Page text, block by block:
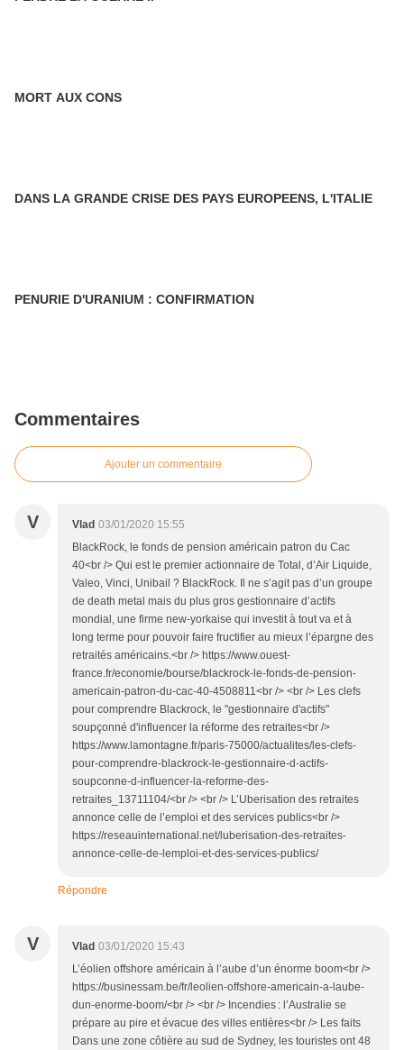
MORT AUX CONS
DANS LA GRANDE CRISE DES PAYS EUROPEENS, L'ITALIE
PENURIE D'URANIUM : CONFIRMATION
Commentaires
Ajouter un commentaire
V Vlad 03/01/2020 15:55
BlackRock, le fonds de pension américain patron du Cac
40<br /> Qui est le premier actionnaire de Total, d’Air Liquide,
Valeo, Vinci, Unibail ? BlackRock. Il ne s’agit pas d’un groupe
de death metal mais du plus gros gestionnaire d’actifs
mondial, une firme new-yorkaise qui investit à tout va et à
long terme pour pouvoir faire fructifier au mieux l’épargne des
retraités américains.<br /> https://www.ouest-
france.fr/economie/bourse/blackrock-le-fonds-de-pension-
americain-patron-du-cac-40-4508811<br /> <br /> Les clefs
pour comprendre Blackrock, le "gestionnaire d'actifs"
soupçonné d'influencer la réforme des retraites<br />
https://www.lamontagne.fr/paris-75000/actualites/les-clefs-
pour-comprendre-blackrock-le-gestionnaire-d-actifs-
soupconne-d-influencer-la-reforme-des-
retraites_13711104/<br /> <br /> L’Uberisation des retraites
annonce celle de l’emploi et des services publics<br />
https://reseauinternational.net/luberisation-des-retraites-
annonce-celle-de-lemploi-et-des-services-publics/
Répondre
V Vlad 03/01/2020 15:43
L’éolien offshore américain à l’aube d’un énorme boom<br />
https://businessam.be/fr/leolien-offshore-americain-a-laube-
dun-enorme-boom/<br /> <br /> Incendies : l’Australie se
prépare au pire et évacue des villes entières<br /> Les faits
Dans une zone côtière au sud de Sydney, les touristes ont 48